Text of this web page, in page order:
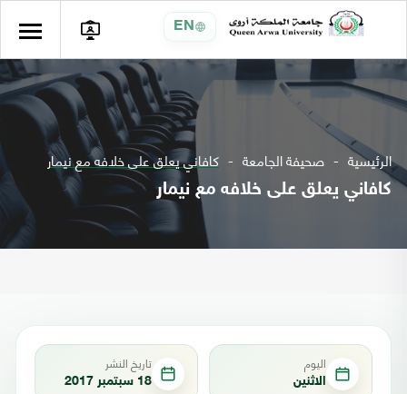
EN
الرئيسية صحيفة الجامعة كافاني يعلق على خلافه مع نيمار
كافاني يعلق على خلافه مع نيمار
اليوم
الاثنين
تاريخ النشر
18 سبتمبر 2017